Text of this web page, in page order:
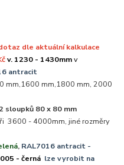
dle aktuální kalkulace
v. 1230 - 1430mmv
antracit
mm,1600 mm,1800 mm, 2000
sloupků 80 x 80 mm
3600 - 4000mm, jiné rozměry
, RAL7016 antracit -
- černá lze vyrobit na